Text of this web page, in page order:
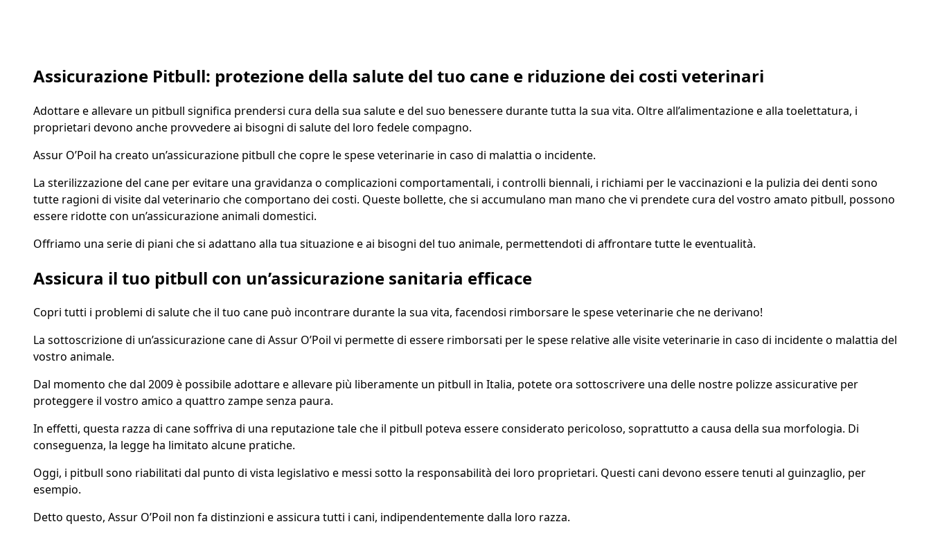
Assicurazione Pitbull: protezione della salute del tuo cane e riduzione dei costi veterinari
Adottare e allevare un pitbull significa prendersi cura della sua salute e del suo benessere durante tutta la sua vita. Oltre all’alimentazione e alla toelettatura, i
proprietari devono anche provvedere ai bisogni di salute del loro fedele compagno.
Assur O’Poil ha creato un’assicurazione pitbull che copre le spese veterinarie in caso di malattia o incidente.
La sterilizzazione del cane per evitare una gravidanza o complicazioni comportamentali, i controlli biennali, i richiami per le vaccinazioni e la pulizia dei denti sono
tutte ragioni di visite dal veterinario che comportano dei costi. Queste bollette, che si accumulano man mano che vi prendete cura del vostro amato pitbull, possono
essere ridotte con un’assicurazione animali domestici.
Offriamo una serie di piani che si adattano alla tua situazione e ai bisogni del tuo animale, permettendoti di affrontare tutte le eventualità.
Assicura il tuo pitbull con un’assicurazione sanitaria efficace
Copri tutti i problemi di salute che il tuo cane può incontrare durante la sua vita, facendosi rimborsare le spese veterinarie che ne derivano!
La sottoscrizione di un’assicurazione cane di Assur O’Poil vi permette di essere rimborsati per le spese relative alle visite veterinarie in caso di incidente o malattia del
vostro animale.
Dal momento che dal 2009 è possibile adottare e allevare più liberamente un pitbull in Italia, potete ora sottoscrivere una delle nostre polizze assicurative per
proteggere il vostro amico a quattro zampe senza paura.
In effetti, questa razza di cane soffriva di una reputazione tale che il pitbull poteva essere considerato pericoloso, soprattutto a causa della sua morfologia. Di
conseguenza, la legge ha limitato alcune pratiche.
Oggi, i pitbull sono riabilitati dal punto di vista legislativo e messi sotto la responsabilità dei loro proprietari. Questi cani devono essere tenuti al guinzaglio, per
esempio.
Detto questo, Assur O’Poil non fa distinzioni e assicura tutti i cani, indipendentemente dalla loro razza.